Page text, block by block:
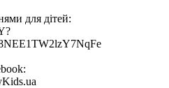
для дітей: